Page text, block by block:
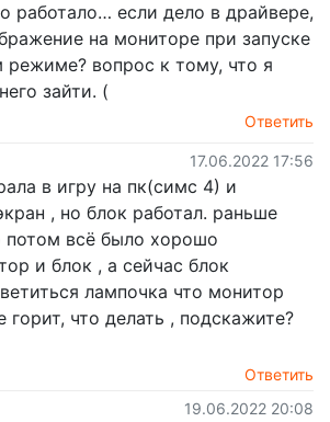
работало… если дело в драйвере,
на мониторе при запуске
режиме? вопрос к тому, что я
зайти. (
Ответить
17.06.2022 17:56
в игру на пк(симс 4) и
, но блок работал. раньше
потом всё было хорошо
и блок , а сейчас блок
лампочка что монитор
горит, что делать , подскажите?
Ответить
19.06.2022 20:08